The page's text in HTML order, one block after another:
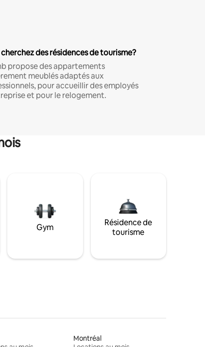
cherchez des résidences de tourisme?
propose des appartements
meublés adaptés aux
pour accueillir des employés
et pour le relogement.
Gym
Résidence de
tourisme
Montréal